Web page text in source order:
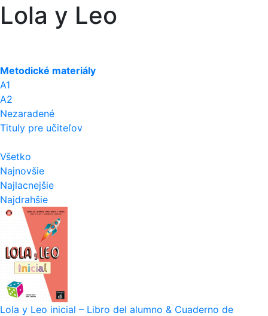
Lola y Leo
Metodické materiály
A1
A2
Nezaradené
Tituly pre učiteľov
Všetko
Najnovšie
Najlacnejšie
Najdrahšie
Lola y Leo inicial – Libro del alumno & Cuaderno de